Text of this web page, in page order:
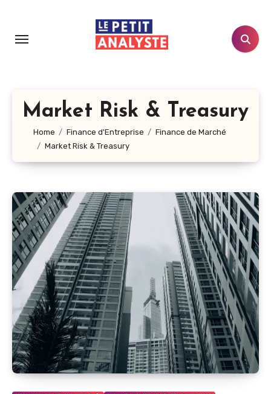
contenu
Market Risk & Treasury
Home Finance d'Entreprise
Finance de Marché
Market Risk & Treasury